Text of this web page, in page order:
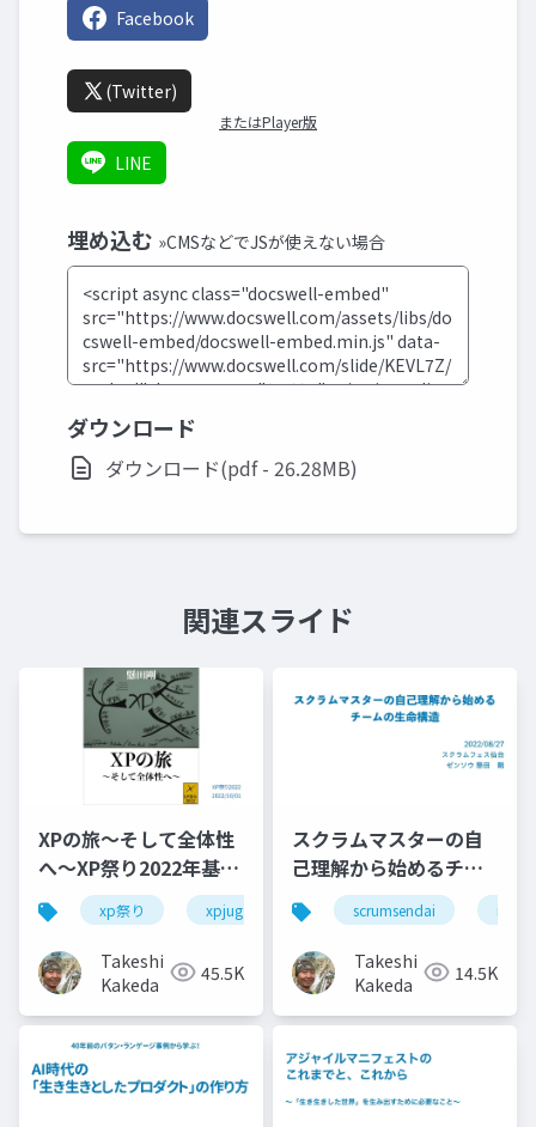
Facebook
(Twitter)
またはPlayer版
LINE
埋め込む »CMSなどでJSが使えない場合
ダウンロード
ダウンロード(pdf - 26.28MB)
関連スライド
XPの旅〜そして全体性
へ〜XP祭り2022年基調
講演
xp祭り xpjug xpjug2022 extreme
Takeshi
Kakeda
45.5K
スクラムマスターの自
己理解から始めるチー
ムの生命構造
scrumsendai nvc
Takeshi
Kakeda
14.5K